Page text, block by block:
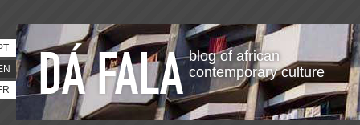
blog of african
contemporary culture